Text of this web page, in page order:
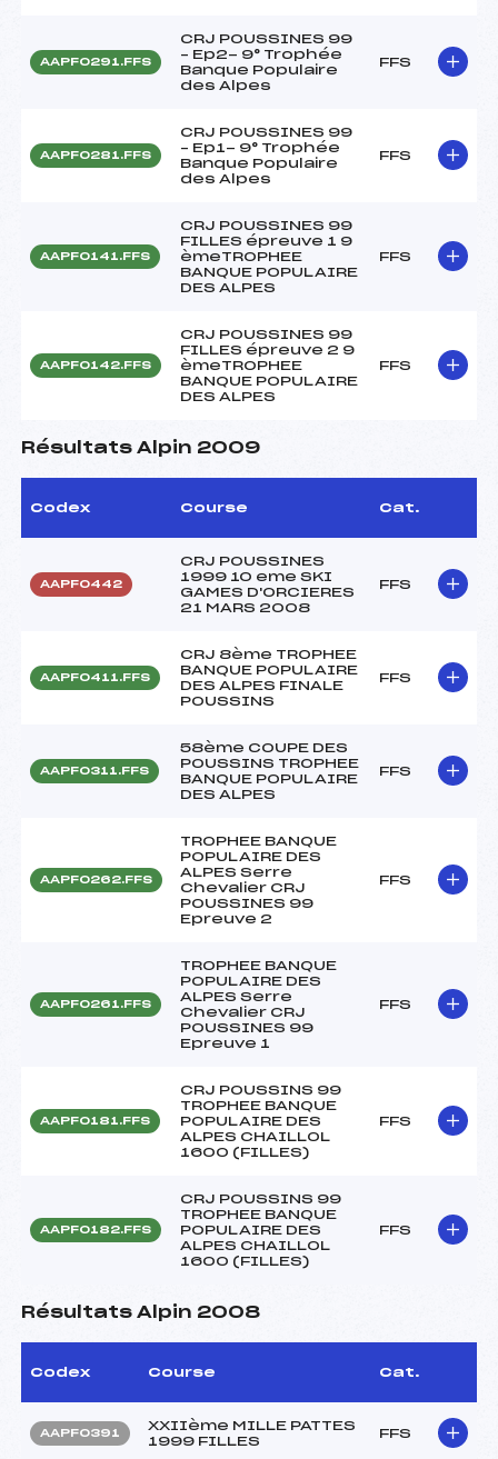
AAPF0291.FFS
CRJ POUSSINES 99
– Ep2- 9° Trophée
Banque Populaire
des Alpes
FFS
AAPF0281.FFS
CRJ POUSSINES 99
– Ep1- 9° Trophée
Banque Populaire
des Alpes
FFS
AAPF0141.FFS
CRJ POUSSINES 99
FILLES épreuve 1 9
èmeTROPHEE
BANQUE POPULAIRE
DES ALPES
FFS
AAPF0142.FFS
CRJ POUSSINES 99
FILLES épreuve 2 9
èmeTROPHEE
BANQUE POPULAIRE
DES ALPES
FFS
Résultats Alpin 2009
Codex Course Cat.
AAPF0442
CRJ POUSSINES
1999 10 eme SKI
GAMES D'ORCIERES
21 MARS 2008
FFS
AAPF0411.FFS
CRJ 8ème TROPHEE
BANQUE POPULAIRE
DES ALPES FINALE
POUSSINS
FFS
AAPF0311.FFS
58ème COUPE DES
POUSSINS TROPHEE
BANQUE POPULAIRE
DES ALPES
FFS
AAPF0262.FFS
TROPHEE BANQUE
POPULAIRE DES
ALPES Serre
Chevalier CRJ
POUSSINES 99
Epreuve 2
FFS
AAPF0261.FFS
TROPHEE BANQUE
POPULAIRE DES
ALPES Serre
Chevalier CRJ
POUSSINES 99
Epreuve 1
FFS
AAPF0181.FFS
CRJ POUSSINS 99
TROPHEE BANQUE
POPULAIRE DES
ALPES CHAILLOL
1600 (FILLES)
FFS
AAPF0182.FFS
CRJ POUSSINS 99
TROPHEE BANQUE
POPULAIRE DES
ALPES CHAILLOL
1600 (FILLES)
FFS
Résultats Alpin 2008
Codex Course Cat.
AAPF0391
XXIIème MILLE PATTES
1999 FILLES
FFS